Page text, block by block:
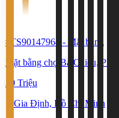
#TS90147964 -
Mặt bằng
Mặt bằng chợ Bà Chiểu,
30 Triệu
Gia Định, Hồ Chí Minh